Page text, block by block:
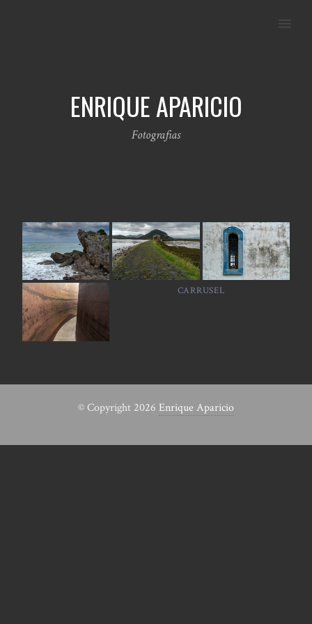
ENRIQUE APARICIO
Fotografias
CARRUSEL
© Copyright 2026 Enrique Aparicio